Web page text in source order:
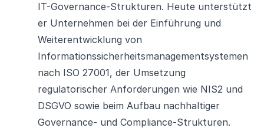
IT-Governance-Strukturen. Heute unterstützt
er Unternehmen bei der Einführung und
Weiterentwicklung von
Informationssicherheitsmanagementsystemen
nach ISO 27001, der Umsetzung
regulatorischer Anforderungen wie NIS2 und
DSGVO sowie beim Aufbau nachhaltiger
Governance- und Compliance-Strukturen.